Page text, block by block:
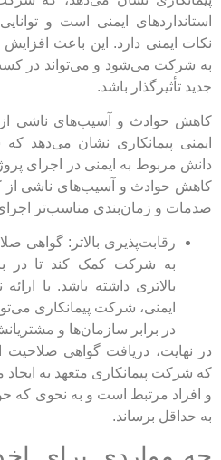
استانداردهای ایمنی است و
نکات ایمنی دارد. این باعث
به شرکت می‌شود و می‌تواند در
جدید تأثیرگذار باشد.
کاهش حوادث و آسیب‌های ناشی
ایمنی پیمانکاری نشان می‌دهد
دانش مربوط به ایمنی در اجرای
کاهش حوادث و آسیب‌های ناشی از
صدمات و زمان‌بندی مناسب‌تر
رقابت‌پذیری بالاتر: گواهی
به شرکت کمک کند تا در
بالاتری داشته باشد. با
ایمنی، شرکت پیمانکاری
در برابر سازمان‌ها و
در نهایت، دریافت گواهی صلاحیت
که شرکت پیمانکاری متعهد به
و افراد مرتبط است و به نحوی که
به حداقل برساند.